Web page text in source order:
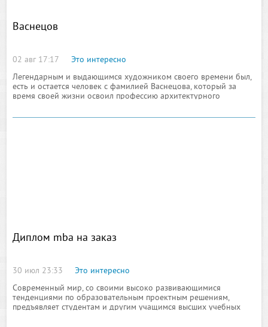
Васнецов
02 авг 17:17
Это интересно
Легендарным и выдающимся художником своего времени был,
есть и остается человек с фамилией Васнецова, который за
время своей жизни освоил профессию архитектурного
Диплом mba на заказ
30 июл 23:33
Это интересно
Современный мир, со своими высоко развивающимися
тенденциями по образовательным проектным решениям,
предъявляет студентам и другим учащимся высших учебных